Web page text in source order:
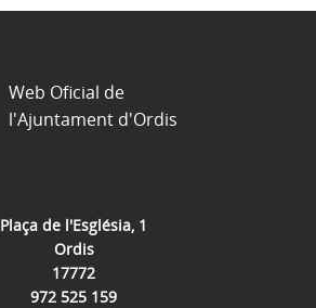
Plaça de l'Església, 1
Ordis
17772
972 525 159
Web Oficial de
l'Ajuntament d'Ordis